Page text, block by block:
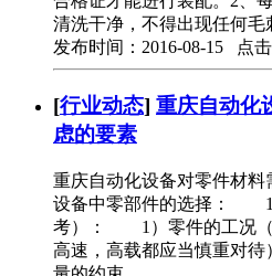
清洗干净，不得出现任何毛
发布时间：2016-08-15 点
[行业动态] 重庆自动化
虑的要素
重庆自动化设备对零件材
设备中零部件的选择： 1
考）： 1）零件的工况（
高速，高载都应当慎重对